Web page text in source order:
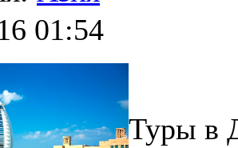
01:54
Туры в